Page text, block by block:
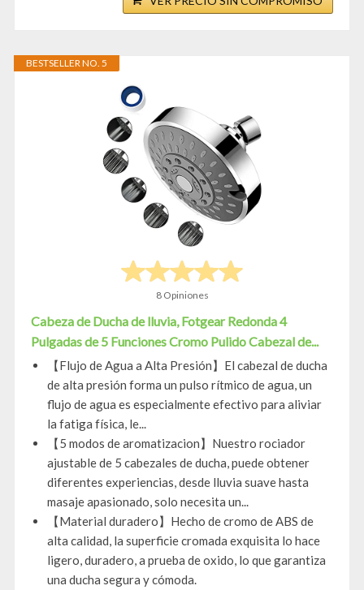
BESTSELLER NO. 5
8 Opiniones
Cabeza de Ducha de lluvia, Fotgear Redonda 4
Pulgadas de 5 Funciones Cromo Pulido Cabezal de...
【Flujo de Agua a Alta Presión】El cabezal de ducha
de alta presión forma un pulso rítmico de agua, un
flujo de agua es especialmente efectivo para aliviar
la fatiga física, le...
【5 modos de aromatizacion】Nuestro rociador
ajustable de 5 cabezales de ducha, puede obtener
diferentes experiencias, desde lluvia suave hasta
masaje apasionado, solo necesita un...
【Material duradero】Hecho de cromo de ABS de
alta calidad, la superficie cromada exquisita lo hace
ligero, duradero, a prueba de oxido, lo que garantiza
una ducha segura y cómoda.